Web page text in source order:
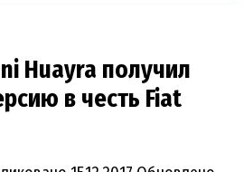
Huayra получил
в честь Fiat